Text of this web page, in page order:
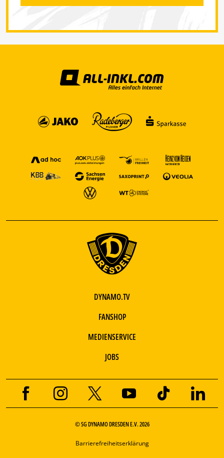
DYNAMO.TV
FANSHOP
MEDIENSERVICE
JOBS
© SG DYNAMO DRESDEN E.V. 2026
Barrierefreiheitserklärung